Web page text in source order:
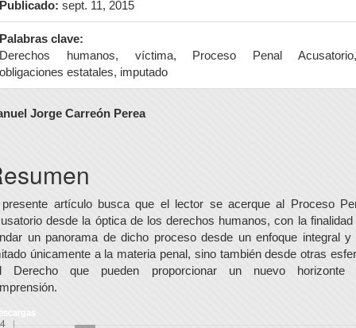
Publicado: sept. 11, 2015
Palabras clave:
Derechos humanos, víctima, Proceso Penal Acusatorio,
obligaciones estatales, imputado
Jorge Carreón Perea
artículo busca que el lector se acerque al Proceso
desde la óptica de los derechos humanos, con la finalidad
un panorama de dicho proceso desde un enfoque integral y
únicamente a la materia penal, sino también desde otras
Derecho que pueden proporcionar un nuevo horizonte